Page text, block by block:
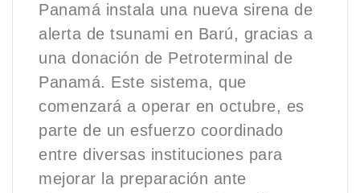
Panamá instala una nueva sirena de
alerta de tsunami en Barú, gracias a
una donación de Petroterminal de
Panamá. Este sistema, que
comenzará a operar en octubre, es
parte de un esfuerzo coordinado
entre diversas instituciones para
mejorar la preparación ante